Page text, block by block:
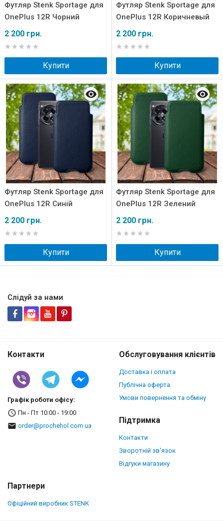
Футляр Stenk Sportage для
OnePlus 12R Чорний
2 200 грн.
Купити
Футляр Stenk Sportage для
OnePlus 12R Коричневый
2 200 грн.
Купити
Футляр Stenk Sportage для
OnePlus 12R Синій
2 200 грн.
Купити
Футляр Stenk Sportage для
OnePlus 12R Зелений
2 200 грн.
Купити
Слідуй за нами
Контакти
Графік роботи офісу:
Пн - Пт 10:00 - 19:00
order@prochehol.com.ua
Обслуговування клієнтів
Доставка і оплата
Публічна оферта
Умови повернення та обміну
Підтримка
Контакти
Зворотній зв'язок
Відгуки магазину
Партнери
Офіційний виробник STENK